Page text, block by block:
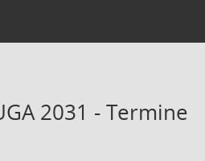
2031 - Termine